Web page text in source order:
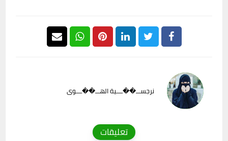
نرجســـ��ــــية الهـــ��ــــوى
تعليقات